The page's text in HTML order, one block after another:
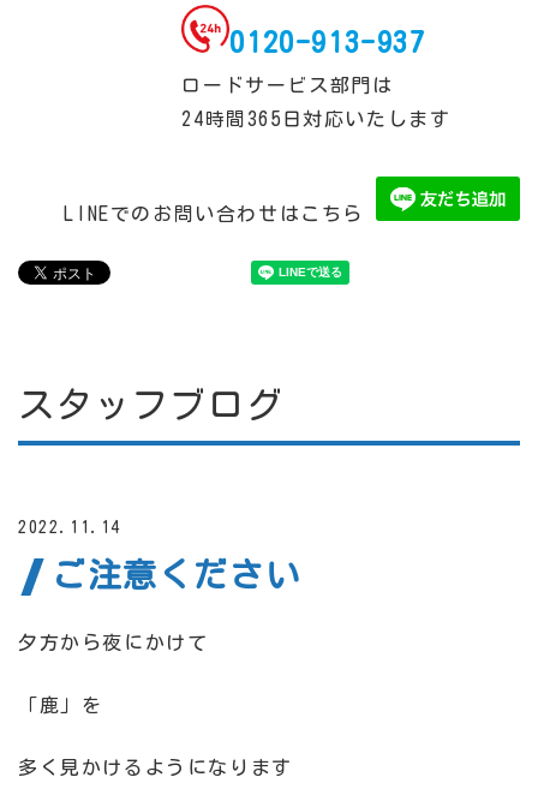
0120-913-937
ロードサービス部門は
24時間365日対応いたします
LINEでのお問い合わせはこちら
スタッフブログ
2022.11.14
ご注意ください
夕方から夜にかけて
「鹿」を
多く見かけるようになります